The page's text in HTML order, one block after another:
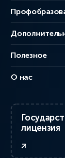
Полезное
О нас
лицензия